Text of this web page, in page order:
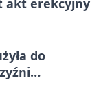
akt erekcyjny
do